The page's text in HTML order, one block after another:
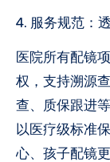
4. 服务规范：
医院所有配镜
权，支持溯源
查、质保跟进
以医疗级标准
心、孩子配镜更